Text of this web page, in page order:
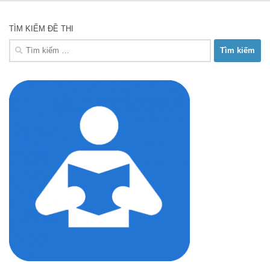
TÌM KIẾM ĐỀ THI
Tìm